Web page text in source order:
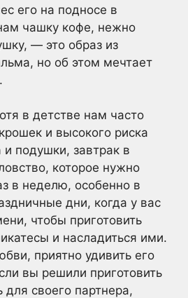
его на подносе в
чашку кофе, нежно
— это образ из
но об этом мечтает
в детстве нам часто
и высокого риска
и подушки, завтрак в
которое нужно
в неделю, особенно в
дни, когда у вас
чтобы приготовить
и насладиться ими.
приятно удивить его
вы решили приготовить
для своего партнера,